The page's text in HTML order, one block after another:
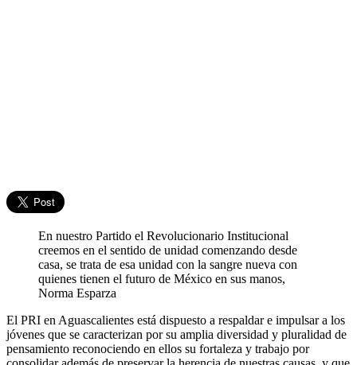
En nuestro Partido el Revolucionario Institucional
creemos en el sentido de unidad comenzando desde
casa, se trata de esa unidad con la sangre nueva con
quienes tienen el futuro de México en sus manos,
Norma Esparza
El PRI en Aguascalientes está dispuesto a respaldar e impulsar a los
jóvenes que se caracterizan por su amplia diversidad y pluralidad de
pensamiento reconociendo en ellos su fortaleza y trabajo por